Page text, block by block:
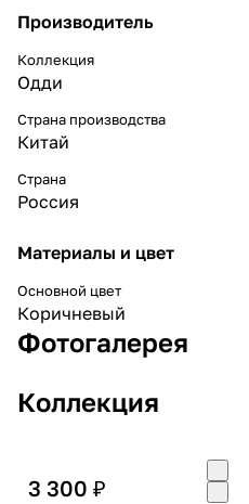
Производитель
Коллекция
Одди
Страна производства
Китай
Страна
Россия
Материалы и цвет
Основной цвет
Коричневый
Фотогалерея
Коллекция
3 300 ₽